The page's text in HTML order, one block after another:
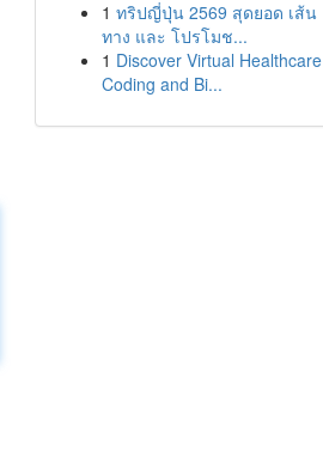
1 ทริปญี่ปุ่น 2569 สุดยอด เส้น
ทาง และ โปรโมช...
1 Discover Virtual Healthcare
Coding and Bi...